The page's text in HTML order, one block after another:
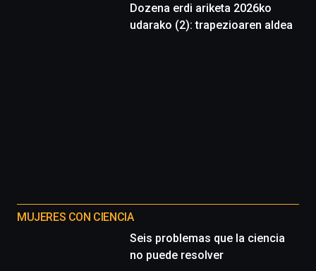
Dozena erdi ariketa 2026ko
udarako (2): trapezioaren aldea
MUJERES CON CIENCIA
Seis problemas que la ciencia
no puede resolver